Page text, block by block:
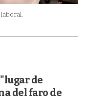
de
del faro de